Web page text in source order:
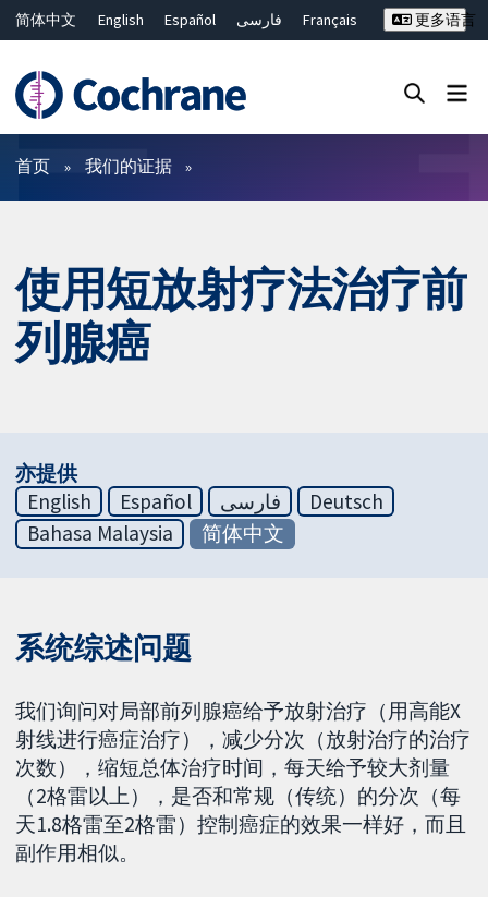
简体中文 English Español فارسی
Français
ไทย
繁體中文
更多语言
过滤
首页 我们的证据
使用短放射疗法治疗前
列腺癌
亦提供
English
Español فارسی
Deutsch
Bahasa Malaysia
简体中文
系统综述问题
我们询问对局部前列腺癌给予放射治疗（用高能X
射线进行癌症治疗），减少分次（放射治疗的治疗
次数），缩短总体治疗时间，每天给予较大剂量
（2格雷以上），是否和常规（传统）的分次（每
天1.8格雷至2格雷）控制癌症的效果一样好，而且
副作用相似。